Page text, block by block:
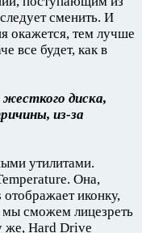
сменить. И
окажется, тем лучше
все будет, как в
диска,
из-за
утилитами.
Она,
иконку,
сможем лицезреть
же, Hard Drive